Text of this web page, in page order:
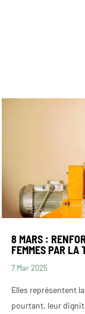
8 MARS :
FEMMES PAR LA
7 Mar 2025
Elles représentent
pourtant, leur